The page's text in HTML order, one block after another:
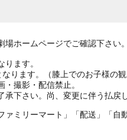
ホームページでご確認下さい。
ます。
ります。（膝上でのお子様の観
撮影・配信禁止。
下さい。尚、変更に伴う払戻
ミリーマート」「配送」「自